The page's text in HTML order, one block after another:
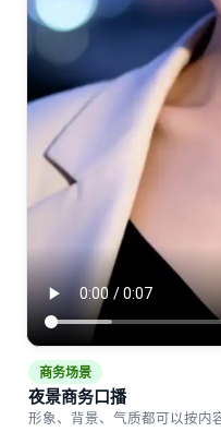
商务场景
夜景商务口播
形象、背景、气质都可以按内